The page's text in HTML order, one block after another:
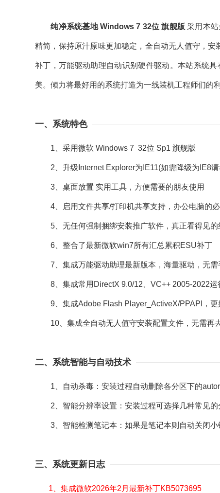
纯净系统基地 Windows 7 32位 旗舰版 采用本
精简，保持原汁原味更加稳定，全自动无人值守，
补丁，万能驱动助理自动识别硬件驱动。本站系统
美。倾力将最好用的系统打造为一线装机工程师们的
一、系统特色
1、采用微软 Windows 7 32位 Sp1 旗舰版
2、升级Internet Explorer为IE11(如需降级为IE8请
3、桌面放置 实用工具，方便需要的朋友使用
4、启用文件共享/打印机共享支持，办公电脑的
5、无任何强制捆绑安装推广软件，真正看得见的
6、整合了最新微软win7所有汇总累积ESU补丁
7、集成万能驱动助理最新版本，海量驱动，无需
8、集成常用DirectX 9.0/12、VC++ 2005-2022运
9、集成Adobe Flash Player_ActiveX/PPAPI，更
10、集成全自动无人值守安装配置文件，无需再
二、系统智能与自动技术
1、自动杀毒：安装过程自动删除各分区下的
2、智能分辨率设置：安装过程可选择几种常见的
3、智能检测笔记本：如果是笔记本则自动关闭小
三、系统更新日志
1、集成微软2026年2月最新补丁KB5073695